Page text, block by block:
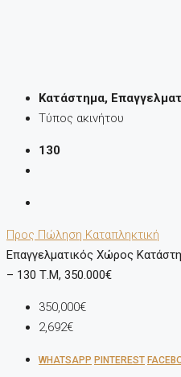
Κατάστημα,
Τύπος ακινήτου
130
Προς Πώληση Καταπληκτική
Επαγγελματικός Χώρος
– 130 Τ.μ, 350.000€
350,000€
2,692€
WHATSAPP PINTEREST